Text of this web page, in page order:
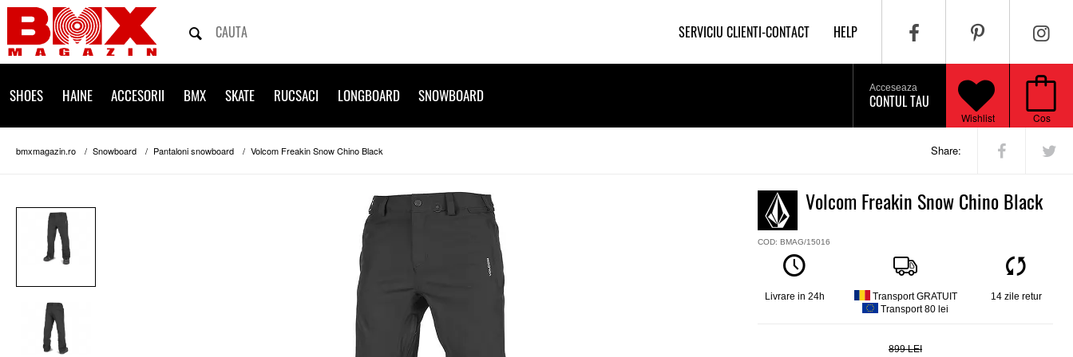
SERVICIU CLIENTI-CONTACT HELP
Cos
Wishlist
Acceseaza
CONTUL TAU
SHOES HAINE ACCESORII BMX SKATE RUCSACI LONGBOARD SNOWBOARD
Share:
bmxmagazin.ro Snowboard Pantaloni snowboard Volcom Freakin Snow Chino Black
Volcom Freakin Snow Chino Black
COD: BMAG/15016
Livrare in 24h
Transport GRATUIT
Transport 80 lei
14 zile retur
899